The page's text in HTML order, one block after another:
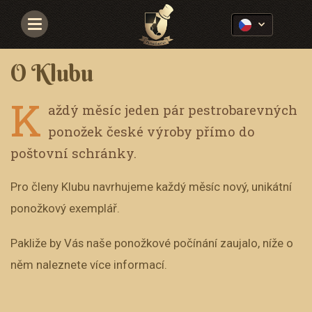
Navigace
O Klubu
K aždý měsíc jeden pár pestrobarevných
ponožek české výroby přímo do
poštovní schránky.
Pro členy Klubu navrhujeme každý měsíc nový, unikátní
ponožkový exemplář.
Pakliže by Vás naše ponožkové počínání zaujalo, níže o
něm naleznete více informací.